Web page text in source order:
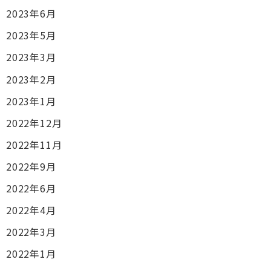
2023年6月
2023年5月
2023年3月
2023年2月
2023年1月
2022年12月
2022年11月
2022年9月
2022年6月
2022年4月
2022年3月
2022年1月